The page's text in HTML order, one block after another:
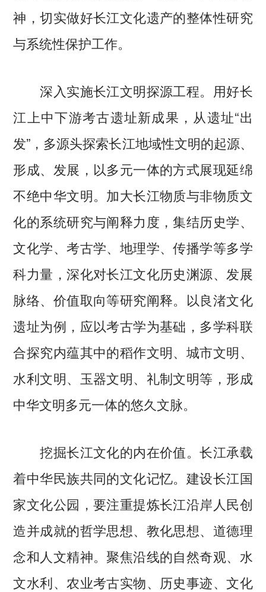
神，切实做好长江文化遗产的整体性研究
与系统性保护工作。
深入实施长江文明探源工程。用好长
江上中下游考古遗址新成果，从遗址“出
发”，多源头探索长江地域性文明的起源、
形成、发展，以多元一体的方式展现延绵
不绝中华文明。加大长江物质与非物质文
化的系统研究与阐释力度，集结历史学、
文化学、考古学、地理学、传播学等多学
科力量，深化对长江文化历史渊源、发展
脉络、价值取向等研究阐释。以良渚文化
遗址为例，应以考古学为基础，多学科联
合探究内蕴其中的稻作文明、城市文明、
水利文明、玉器文明、礼制文明等，形成
中华文明多元一体的悠久文脉。
挖掘长江文化的内在价值。长江承载
着中华民族共同的文化记忆。建设长江国
家文化公园，要注重提炼长江沿岸人民创
造并成就的哲学思想、教化思想、道德理
念和人文精神。聚焦沿线的自然奇观、水
文水利、农业考古实物、历史事迹、文化